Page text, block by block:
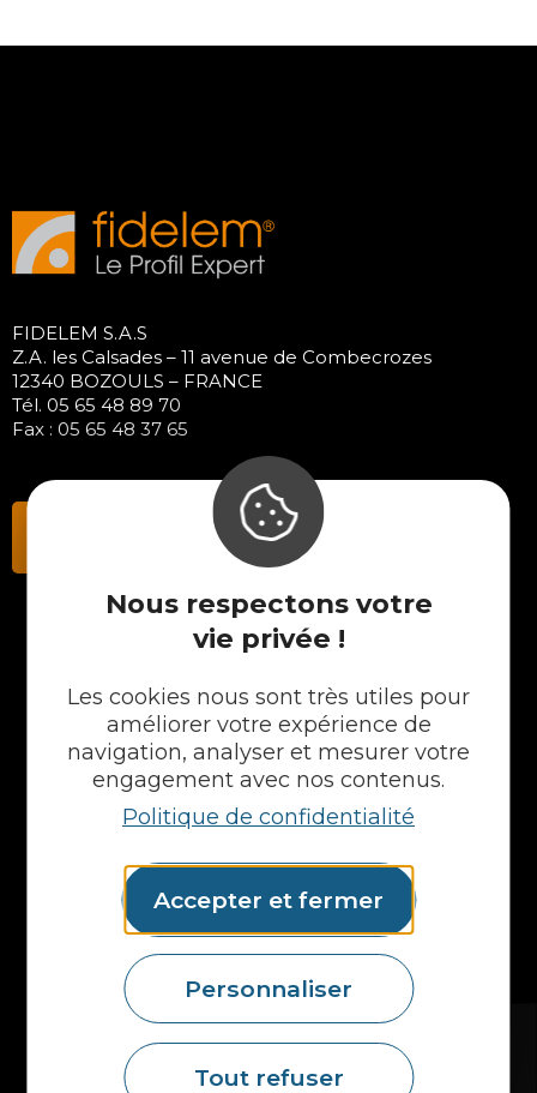
Nous respectons votre
vie privée !
Les cookies nous sont très utiles pour
améliorer votre expérience de
navigation, analyser et mesurer votre
engagement avec nos contenus.
Politique de confidentialité
Accepter et fermer
Personnaliser
Tout refuser
FIDELEM S.A.S
Z.A. les Calsades – 11 avenue de Combecrozes
12340 BOZOULS – FRANCE
Tél. 05 65 48 89 70
Fax : 05 65 48 37 65
Contactez-nous
Plans en Stratifié
Plans en Compact
Crédences
Cuves
Portes et façades
Formes spéciales
Etagères
Accessoires
Plans vasques
Mural
MAIS AUSSI...
Fidelem